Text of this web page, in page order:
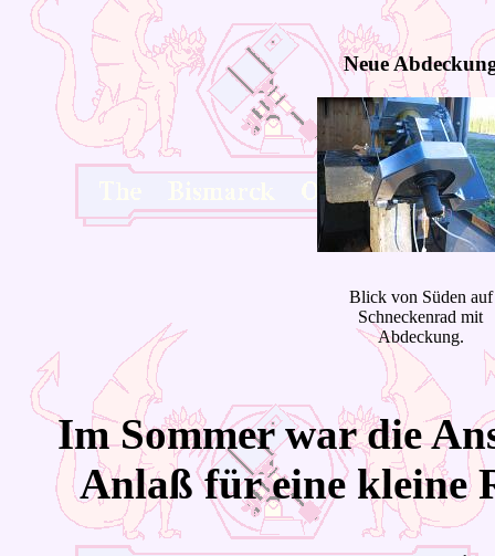
Neue
Blick von Süden auf
Schneckenrad mit
Abdeckung.
ImSommer war die
Anlaß für eine kleine